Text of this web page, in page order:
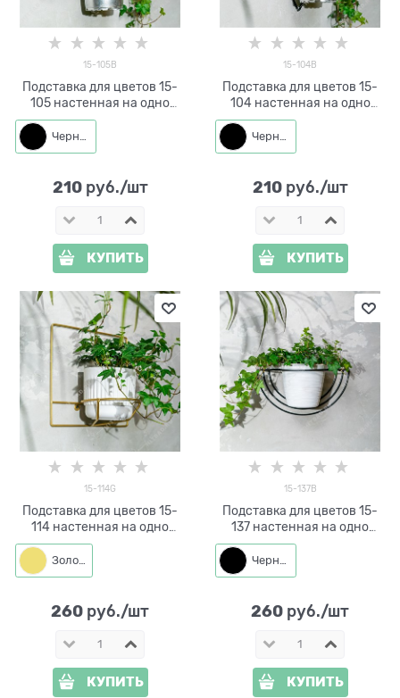
15-105B
Подставка для цветов 15-
105 настенная на одно
кашпо d=11см
Черный
210 руб./шт
КУПИТЬ
15-104B
Подставка для цветов 15-
104 настенная на одно
кашпо d=11см
Черный
210 руб./шт
КУПИТЬ
15-114G
Подставка для цветов 15-
114 настенная на одно
кашпо d=14см
Золото
260 руб./шт
КУПИТЬ
15-137B
Подставка для цветов 15-
137 настенная на одно
кашпо d=11см
Черный
260 руб./шт
КУПИТЬ